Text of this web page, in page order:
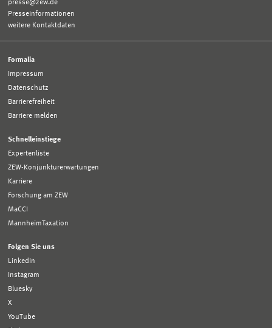
presse@zew.de
Presseinformationen
weitere Kontaktdaten
Formalia
Impressum
Datenschutz
Barrierefreiheit
Barriere melden
Schnelleinstiege
Expertenliste
ZEW-Konjunkturerwartungen
Karriere
Forschung am ZEW
MaCCI
MannheimTaxation
Folgen Sie uns
LinkedIn
Instagram
Bluesky
X
YouTube